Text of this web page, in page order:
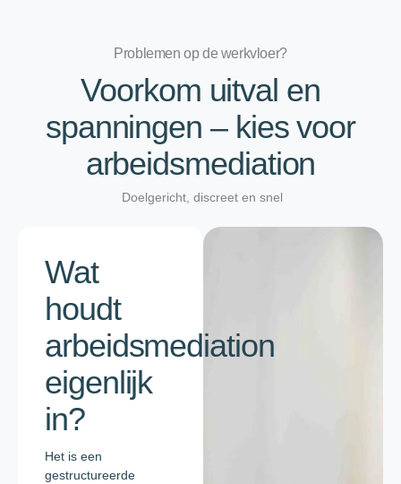
Problemen op de werkvloer?
Voorkom uitval en
spanningen – kies voor
arbeidsmediation
Doelgericht, discreet en snel
Wat
houdt
arbeidsmediation
eigenlijk
in?
Het is een
gestructureerde